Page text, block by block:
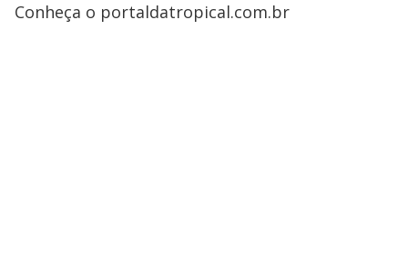
Conheça o portaldatropical.com.br